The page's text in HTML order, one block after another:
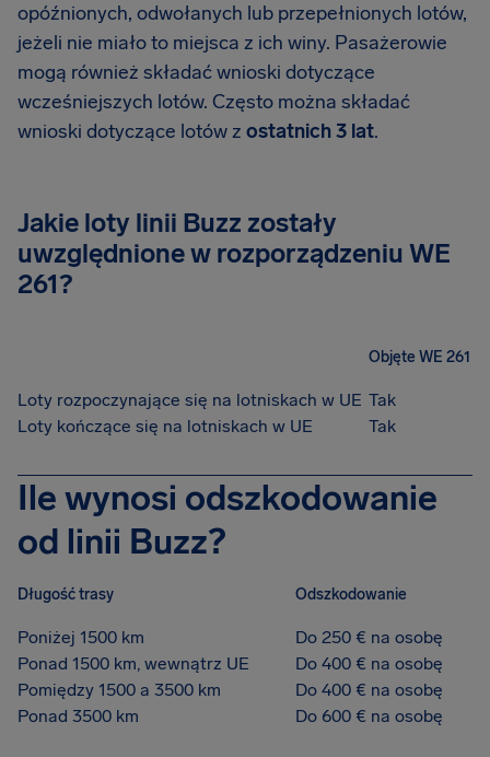
opóźnionych, odwołanych lub przepełnionych lotów,
jeżeli nie miało to miejsca z ich winy. Pasażerowie
mogą również składać wnioski dotyczące
wcześniejszych lotów. Często można składać
wnioski dotyczące lotów z ostatnich 3 lat.
Jakie loty linii Buzz zostały
uwzględnione w rozporządzeniu WE
261?
Objęte WE 261
Loty rozpoczynające się na lotniskach w UE Tak
Loty kończące się na lotniskach w UE
Tak
Ile wynosi odszkodowanie
od linii Buzz?
Długość trasy Odszkodowanie
Poniżej 1500 km
Do 250 € na osobę
Ponad 1500 km, wewnątrz UE
Do 400 € na osobę
Pomiędzy 1500 a 3500 km
Do 400 € na osobę
Ponad 3500 km
Do 600 € na osobę